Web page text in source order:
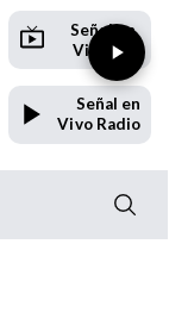
Señal en
Vivo TV
Señal en
Vivo Radio